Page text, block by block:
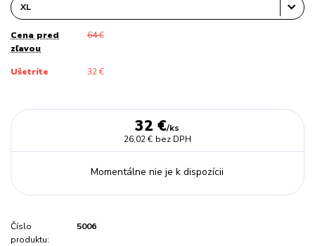
Cena pred
zľavou
64 €
Ušetríte 32 €
32 €/ks
26,02 € bez DPH
Momentálne nie je k dispozícii
Číslo
produktu:
5006